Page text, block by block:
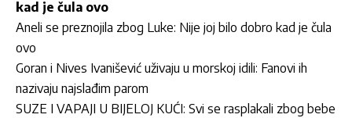
kad je čula ovo
Aneli se preznojila zbog Luke: Nije joj bilo dobro kad je čula
ovo
Goran i Nives Ivanišević uživaju u morskoj idili: Fanovi ih
nazivaju najslađim parom
SUZE I VAPAJI U BIJELOJ KUĆI: Svi se rasplakali zbog bebe